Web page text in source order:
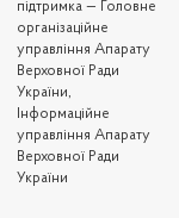
підтримка — Головне
організаційне
управління Апарату
Верховної Ради
України,
Інформаційне
управління Апарату
Верховної Ради
України